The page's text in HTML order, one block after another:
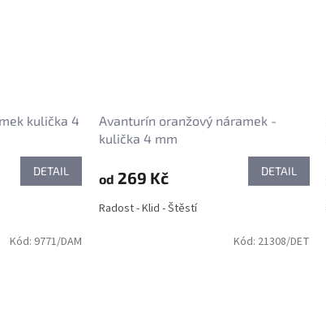
kulička 4
DETAIL
Avanturín oranžový náramek -
kulička 4 mm
od 269 Kč DETAIL
Radost - Klid - Štěstí
Kód: 9771/DAM Kód: 21308/DET